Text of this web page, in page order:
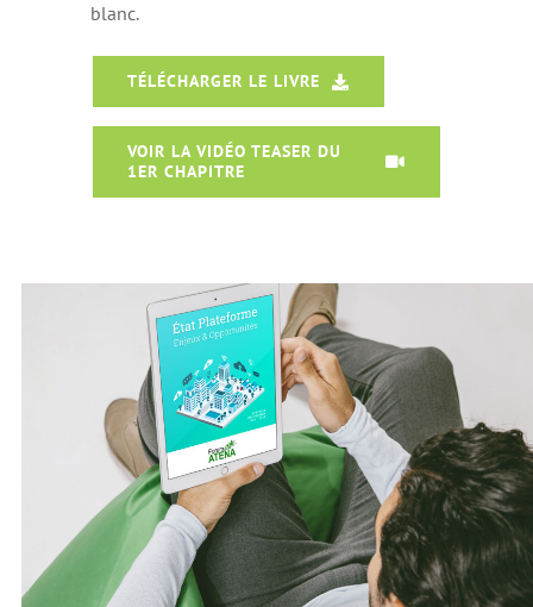
blanc.
TÉLÉCHARGER LE LIVRE
VOIR LA VIDÉO TEASER DU
1ER CHAPITRE